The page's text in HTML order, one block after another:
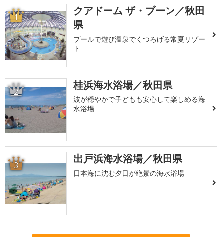
1
クアドーム ザ・ブーン／秋田
県
プールで遊び温泉でくつろげる常夏リゾー
ト
2 桂浜海水浴場／秋田県
波が穏やかで子どもも安心して楽しめる海
水浴場
3 出戸浜海水浴場／秋田県
日本海に沈む夕日が絶景の海水浴場